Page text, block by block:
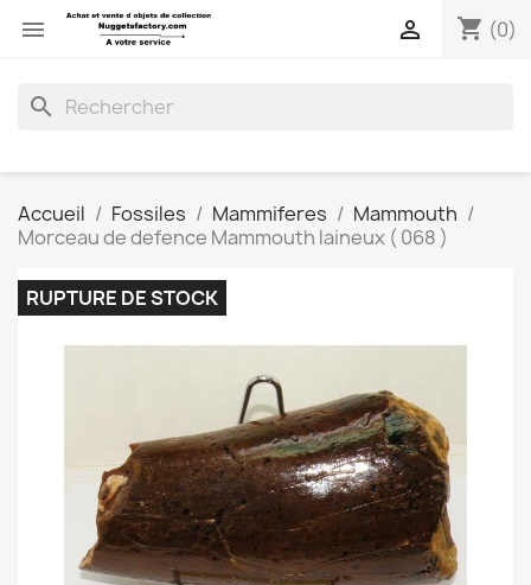
 shopping_cart (0)

search
Accueil Fossiles Mammiferes
Mammouth
Morceau de defence Mammouth laineux ( 068 )
RUPTURE DE STOCK